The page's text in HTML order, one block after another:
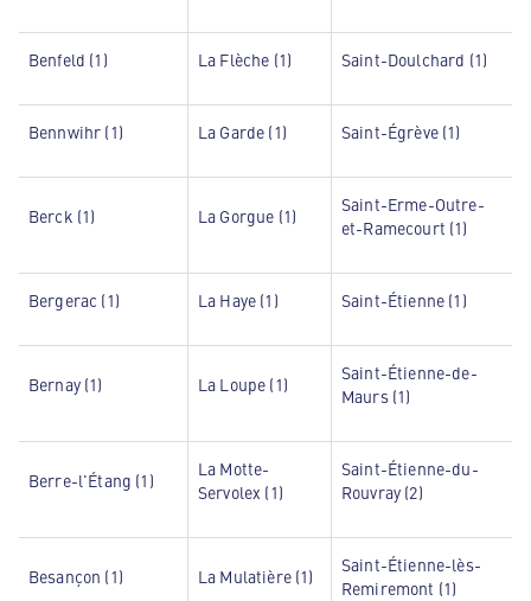
Benfeld (1) La Flèche (1) Saint-Doulchard (1)
Bennwihr (1) La Garde (1) Saint-Égrève (1)
Berck (1) La Gorgue (1)
Saint-Erme-Outre-
et-Ramecourt (1)
Bergerac (1) La Haye (1) Saint-Étienne (1)
Bernay (1) La Loupe (1)
Saint-Étienne-de-
Maurs (1)
Berre-l'Étang (1)
La Motte-
Servolex (1)
Saint-Étienne-du-
Rouvray (2)
Besançon (1) La Mulatière (1)
Saint-Étienne-lès-
Remiremont (1)